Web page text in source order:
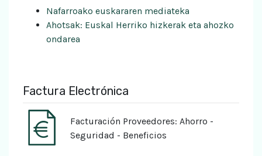
Nafarroako euskararen mediateka
Ahotsak: Euskal Herriko hizkerak eta ahozko
ondarea
Factura Electrónica
Facturación Proveedores: Ahorro -
Seguridad - Beneficios